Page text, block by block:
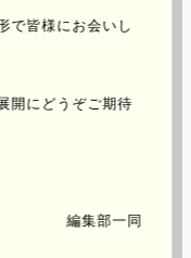
で皆様にお会いし
開にどうぞご期待
編集部一同
:
熱のある、 ち
気質。